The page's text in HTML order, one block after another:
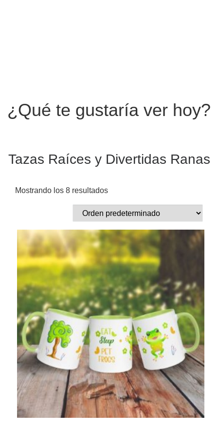
¿Qué te gustaría ver hoy?
Tazas Raíces y Divertidas Ranas
Mostrando los 8 resultados